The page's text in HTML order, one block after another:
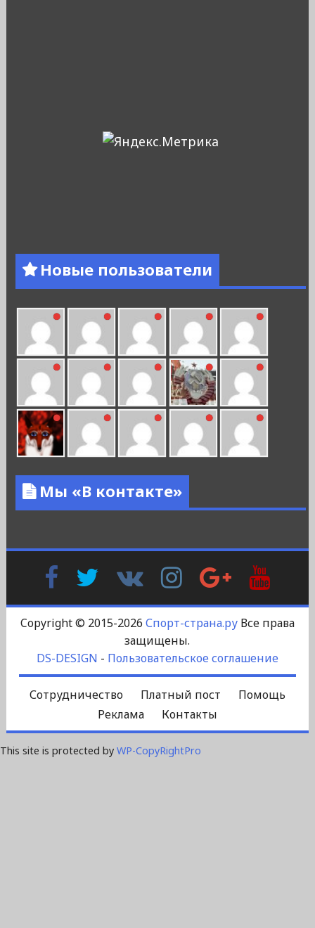
Новые пользователи
Мы «В контакте»
FacebookTwitter
Контакте
InstagramGoogle
Plus
Copyright © 2015-2026 Спорт-страна.руВсе права
защищены.
DS-DESIGN - Пользовательское соглашение
Сотрудничество Платный пост
Помощь
Реклама
Контакты
This site is protected by WP-CopyRightPro